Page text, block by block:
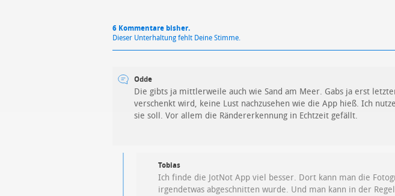
6 Kommentare bisher.
Dieser Unterhaltung fehlt Deine Stimme.
Odde
Die gibts ja mittlerweile auch wie Sand am Meer. Gabs ja erst
verschenkt wird, keine Lust nachzusehen wie die App hieß. Ich
sie soll. Vor allem die Rändererkennung in Echtzeit gefällt.
Tobias
Ich finde die JotNot App viel besser. Dort kann man die
irgendetwas abgeschnitten wurde. Und man kann in der